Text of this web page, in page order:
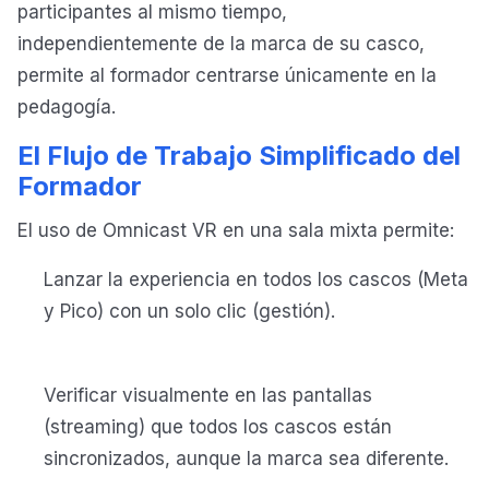
participantes al mismo tiempo,
independientemente de la marca de su casco,
permite al formador centrarse únicamente en la
pedagogía.
El Flujo de Trabajo Simplificado del
Formador
El uso de Omnicast VR en una sala mixta permite:
Lanzar la experiencia en todos los cascos (Meta
y Pico) con un solo clic (gestión).
Verificar visualmente en las pantallas
(streaming) que todos los cascos están
sincronizados, aunque la marca sea diferente.